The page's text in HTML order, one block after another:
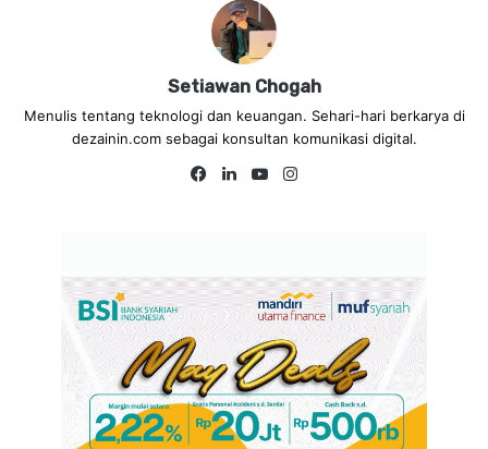
Setiawan Chogah
Menulis tentang teknologi dan keuangan. Sehari-hari berkarya di
dezainin.com sebagai konsultan komunikasi digital.
Fa
Lin
Yo